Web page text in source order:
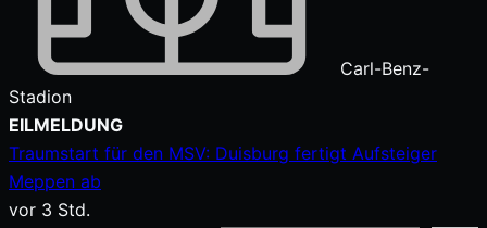
Carl-Benz-
Stadion
Zum
Inhalt
springen
EILMELDUNG
Traumstart für den MSV: Duisburg fertigt Aufsteiger
Meppen ab
vor 3 Std.